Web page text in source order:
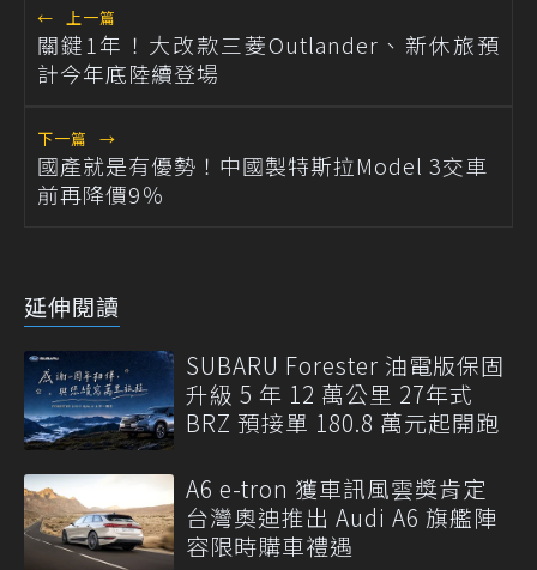
← 上一篇
關鍵1年！大改款三菱Outlander、新休旅預
計今年底陸續登場
下一篇 →
國產就是有優勢！中國製特斯拉Model 3交車
前再降價9％
延伸閱讀
SUBARU Forester 油電版保固
升級 5 年 12 萬公里 27年式
BRZ 預接單 180.8 萬元起開跑
A6 e-tron 獲車訊風雲獎肯定
台灣奧迪推出 Audi A6 旗艦陣
容限時購車禮遇